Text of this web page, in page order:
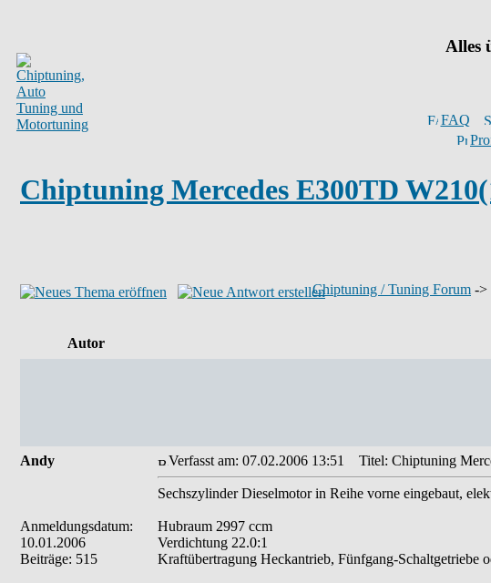
Alles
FAQ
Chiptuning Mercedes E300TD
Chiptuning / Tuning Forum ->
Autor
Andy
Anmeldungsdatum:
10.01.2006
Beiträge: 515
Verfasst am: 07.02.2006 13:51 Titel: Chiptuning
Sechszylinder Dieselmotor in Reihe vorne eingebaut,
Hubraum 2997 ccm
Verdichtung 22.0:1
Kraftübertragung Heckantrieb, Fünfgang-Schaltgetriebe